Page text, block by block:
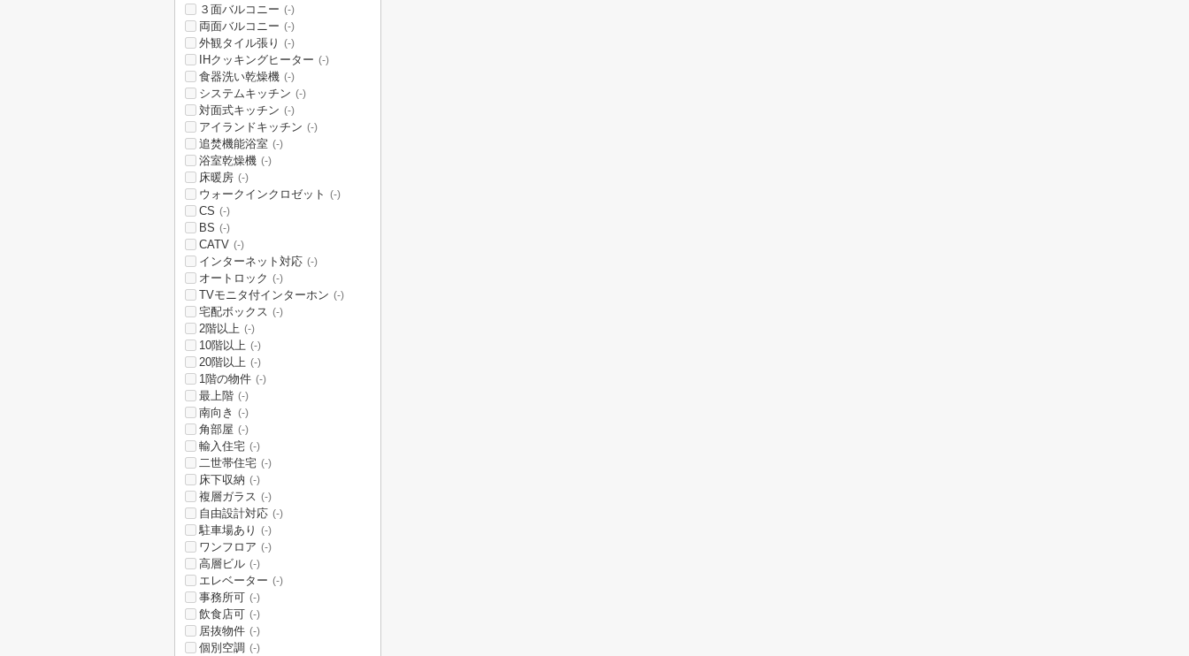
３面バルコニー (-)
両面バルコニー (-)
外観タイル張り (-)
IHクッキングヒーター (-)
食器洗い乾燥機 (-)
システムキッチン (-)
対面式キッチン (-)
アイランドキッチン (-)
追焚機能浴室 (-)
浴室乾燥機 (-)
床暖房 (-)
ウォークインクロゼット (-)
CS (-)
BS (-)
CATV (-)
インターネット対応 (-)
オートロック (-)
TVモニタ付インターホン (-)
宅配ボックス (-)
2階以上 (-)
10階以上 (-)
20階以上 (-)
1階の物件 (-)
最上階 (-)
南向き (-)
角部屋 (-)
輸入住宅 (-)
二世帯住宅 (-)
床下収納 (-)
複層ガラス (-)
自由設計対応 (-)
駐車場あり (-)
ワンフロア (-)
高層ビル (-)
エレベーター (-)
事務所可 (-)
飲食店可 (-)
居抜物件 (-)
個別空調 (-)